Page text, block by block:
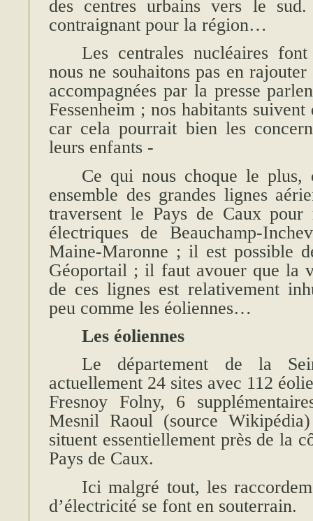
des centres urbains vers le sud.
contraignant pour la région…
Les centrales nucléaires
nous ne souhaitons pas en
accompagnées par la presse
Fessenheim ; nos habitants suivent
car cela pourrait bien les
leurs enfants -
Ce qui nous choque le plus,
ensemble des grandes lignes
traversent le Pays de Caux pour
électriques de Beauchamp-
Maine-Maronne ; il est possible
Géoportail ; il faut avouer que la
de ces lignes est relativement
peu comme les éoliennes…
Les éoliennes
Le département de la
actuellement 24 sites avec 112
Fresnoy Folny, 6
Mesnil Raoul (source
situent essentiellement près de la
Pays de Caux.
Ici malgré tout, les
d’électricité se font en souterrain.